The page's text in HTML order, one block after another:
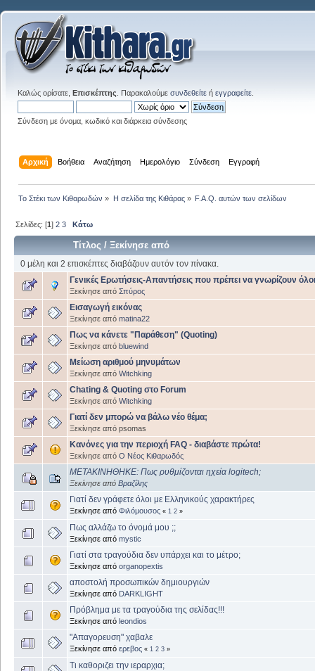
Καλώς ορίσατε, Επισκέπτης . Παρακαλούμε συνδεθείτε ή εγγραφείτε
Σύνδεση με όνομα, κωδικό και διάρκεια σύνδεσης
Αρχική Βοήθεια Αναζήτηση Ημερολόγιο Σύνδεση Εγγραφή
Το Στέκι των Κιθαρωδών » Η σελίδα της Κιθάρας» F.A.Q. αυτών των σελίδων
Σελίδες: [1]2 3 Κάτω
Τίτλος /Ξεκίνησε από
0 μέλη και 2 επισκέπτες διαβάζουν αυτόν τον πίνακα.
Γενικές Ερωτήσεις-Απαντήσεις που πρέπει να γνωρίζουν
Ξεκίνησε από Σπύρος
Εισαγωγή εικόνας
Ξεκίνησε από matina22
Πως να κάνετε "Παράθεση" (Quoting)
Ξεκίνησε από bluewind
Μείωση αριθμού μηνυμάτων
Ξεκίνησε από Witchking
Chating & Quoting στο Forum
Ξεκίνησε από Witchking
Γιατί δεν μπορώ να βάλω νέο θέμα;
Ξεκίνησε από psomas
Κανόνες για την περιοχή FAQ - διαβάστε πρώτα!
Ξεκίνησε από Ο Νέος Κιθαρωδός
ΜΕΤΑΚΙΝΗΘΗΚΕ: Πως ρυθμίζονται ηχεία logitech;
Ξεκίνησε από Βραζίλης
Γιατί δεν γράφετε όλοι με Ελληνικούς χαρακτήρες
Ξεκίνησε από Φιλόμουσος « 1 2 »
Πως αλλάζω το όνομά μου ;;
Ξεκίνησε από mystic
Γιατί στα τραγούδια δεν υπάρχει και το μέτρο;
Ξεκίνησε από organopextis
αποστολή προσωπικών δημιουργιών
Ξεκίνησε από DARKLIGHT
Πρόβλημα με τα τραγούδια της σελίδας!!!
Ξεκίνησε από leondios
"Απαγορευση" χαβαλε
Ξεκίνησε από ερεβος « 1 2 3 »
Τι καθοριζει την ιεραρχια;